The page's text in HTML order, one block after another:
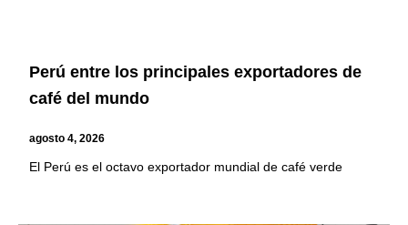
Perú entre los principales exportadores de
café del mundo
agosto 4, 2026
El Perú es el octavo exportador mundial de café verde